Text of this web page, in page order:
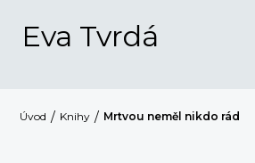
Eva Tvrdá
Úvod Knihy Mrtvou neměl nikdo rád